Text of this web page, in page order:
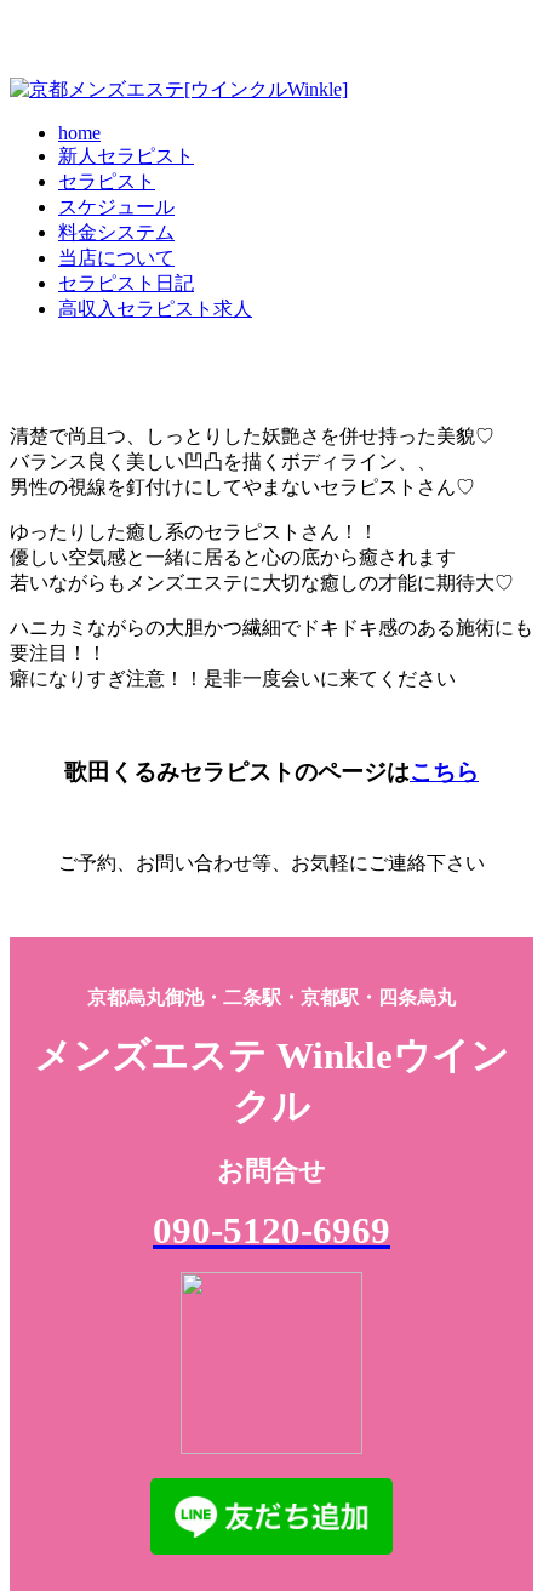
home
新人セラピスト
セラピスト
スケジュール
料金システム
当店について
セラピスト日記
高収入セラピスト求人
清楚で尚且つ、しっとりした妖艶さを併せ持った美貌♡
バランス良く美しい凹凸を描くボディライン、、
男性の視線を釘付けにしてやまないセラピストさん♡
ゆったりした癒し系のセラピストさん！！
優しい空気感と一緒に居ると心の底から癒されます
若いながらもメンズエステに大切な癒しの才能に期待大♡
ハニカミながらの大胆かつ繊細でドキドキ感のある施術にも
要注目！！
癖になりすぎ注意！！是非一度会いに来てください
歌田くるみセラピストのページはこちら
ご予約、お問い合わせ等、お気軽にご連絡下さい
京都烏丸御池・二条駅・京都駅・四条烏丸
メンズエステ Winkleウイン
クル
お問合せ
090-5120-6969